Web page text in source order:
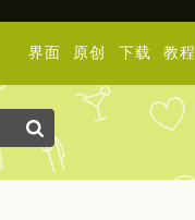
界面 原创 下载 教程